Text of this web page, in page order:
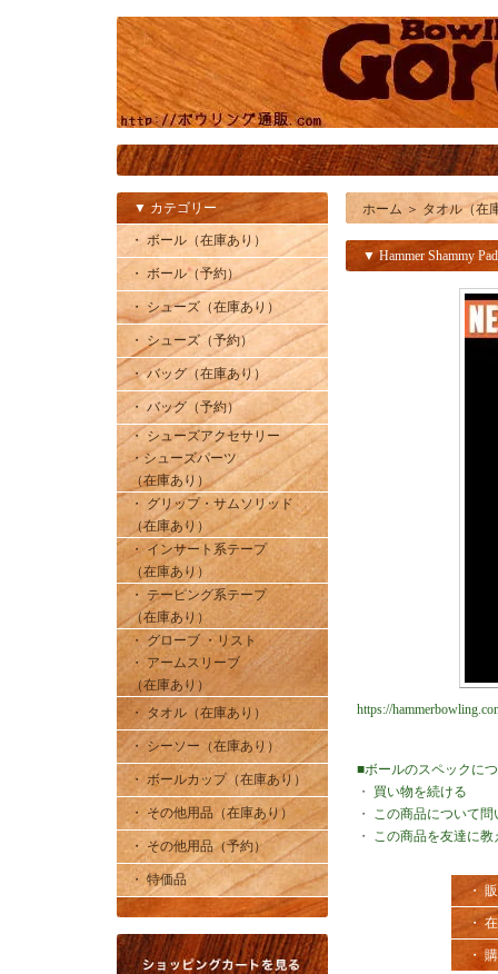
▼ カテゴリー
・ ボール（在庫あり）
・ ボール（予約）
・ シューズ（在庫あり）
・ シューズ（予約）
・ バッグ（在庫あり）
・ バッグ（予約）
・ シューズアクセサリー
・シューズパーツ
（在庫あり）
・ グリップ・サムソリッド
（在庫あり）
・ インサート系テープ
（在庫あり）
・ テーピング系テープ
（在庫あり）
・ グローブ ・リスト
・ アームスリーブ
（在庫あり）
・ タオル（在庫あり）
・ シーソー（在庫あり）
・ ボールカップ（在庫あり）
・ その他用品（在庫あり）
・ その他用品（予約）
・ 特価品
ホーム ＞ タオル（在
▼ Hammer Shammy
https://
■ボールのスペックに
・ 買い物を続ける
・ この商品について問
・ この商品を友達に教
・
・
・